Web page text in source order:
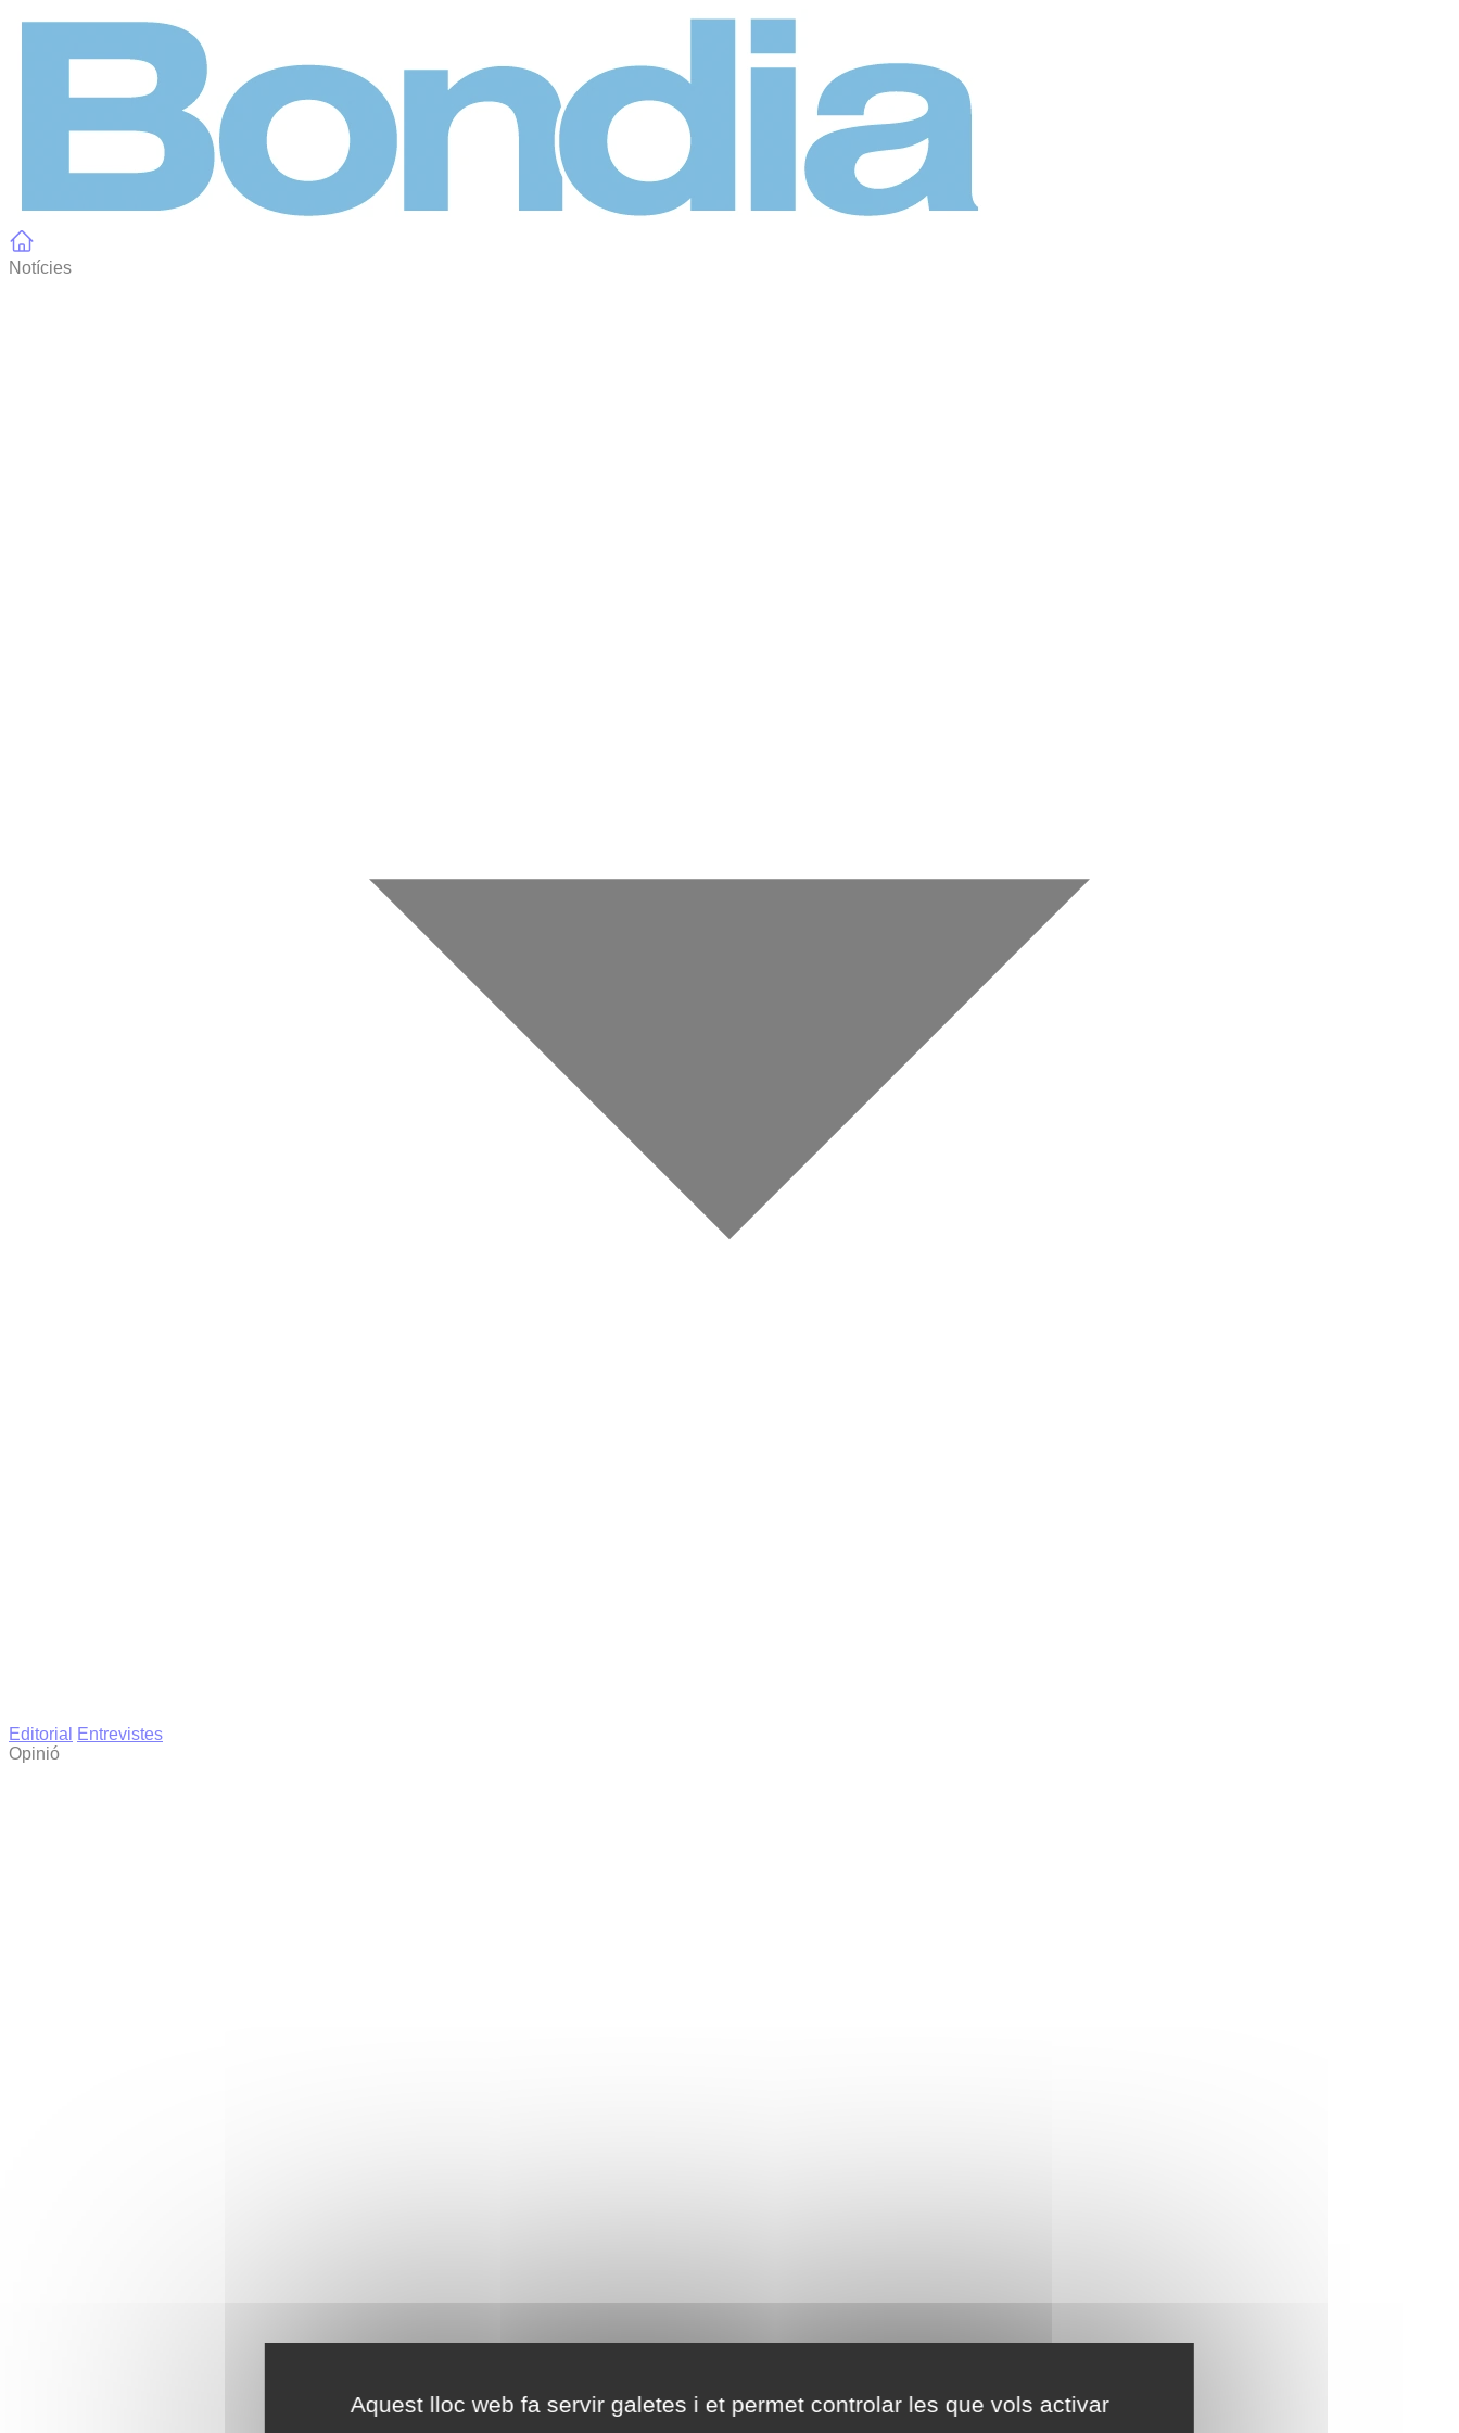
Aquest lloc web fa servir galetes i et permet controlar les que vols activar
Notícies
Editorial
Entrevistes
Opinió